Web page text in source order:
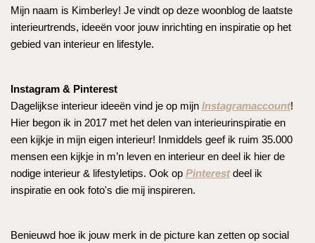
Mijn naam is Kimberley! Je vindt op deze woonblog de laatste
interieurtrends, ideeën voor jouw inrichting en inspiratie op het
gebied van interieur en lifestyle.
Instagram & Pinterest
Dagelijkse interieur ideeën vind je op mijn Instagramaccount!
Hier begon ik in 2017 met het delen van interieurinspiratie en
een kijkje in mijn eigen interieur! Inmiddels geef ik ruim 35.000
mensen een kijkje in m’n leven en interieur en deel ik hier de
nodige interieur & lifestyletips. Ook op Pinterestdeel ik
inspiratie en ook foto's die mij inspireren.
Benieuwd hoe ik jouw merk in de picture kan zetten op social